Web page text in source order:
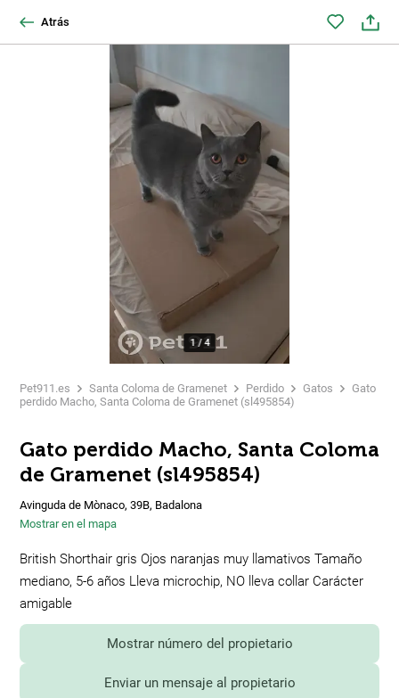
Atrás
1 /4
Pet911.es Santa Coloma de Gramenet Perdido Gatos
Gato
perdido Macho, Santa Coloma de Gramenet (sl495854)
Gato perdido Macho, Santa Coloma
de Gramenet (sl495854)
Avinguda de Mònaco, 39B, Badalona
Mostrar en el mapa
British Shorthair gris Ojos naranjas muy llamativos Tamaño
mediano, 5-6 años Lleva microchip, NO lleva collar Carácter
amigable
Mostrar número del propietario
Enviar un mensaje al propietario